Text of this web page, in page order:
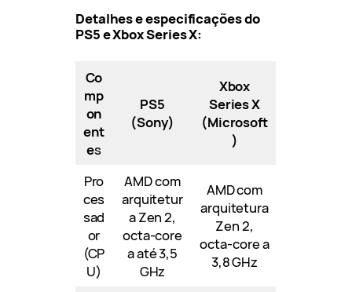
Detalhes e especificações do
PS5 e Xbox Series X:
Co
mp
on
ent
es
PS5
(Sony)
Xbox
Series X
(Microsoft
)
Pro
ces
sad
or
(CP
U)
AMD com
arquitetur
a Zen 2,
octa-core
a até 3,5
GHz
AMD com
arquitetura
Zen 2,
octa-core a
3,8 GHz